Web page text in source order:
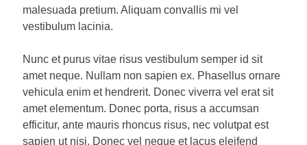
malesuada pretium. Aliquam convallis mi vel
vestibulum lacinia.
Nunc et purus vitae risus vestibulum semper id sit
amet neque. Nullam non sapien ex. Phasellus ornare
vehicula enim et hendrerit. Donec viverra vel erat sit
amet elementum. Donec porta, risus a accumsan
efficitur, ante mauris rhoncus risus, nec volutpat est
sapien ut nisi. Donec vel neque et lacus eleifend